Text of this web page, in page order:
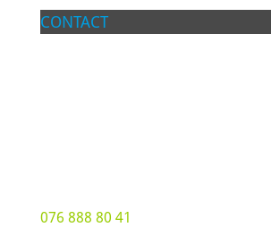
CONTACT
076 888 80 41